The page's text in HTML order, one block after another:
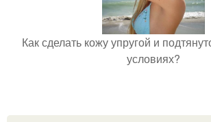
Как сделать кожу упругой и
условиях?